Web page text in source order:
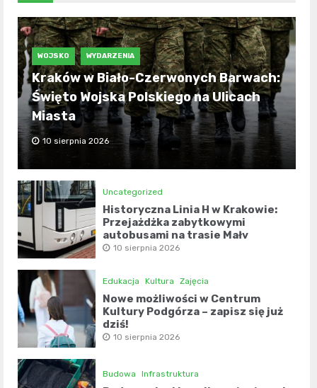
WOJSKO WYDARZENIA
Kraków w Biało-Czerwonych Barwach:
Święto Wojska Polskiego na Ulicach
Miasta
10 sierpnia 2026
Uncategorized
Historyczna Linia H w Krakowie:
Przejażdżka zabytkowymi
autobusami na trasie Mały
Płaszów – Cmentarz Olszanica
10 sierpnia 2026
Edukacja Kultura Zajęcia
Nowe możliwości w Centrum
Kultury Podgórza – zapisz się już
dziś!
10 sierpnia 2026
Budowa Infrastruktura